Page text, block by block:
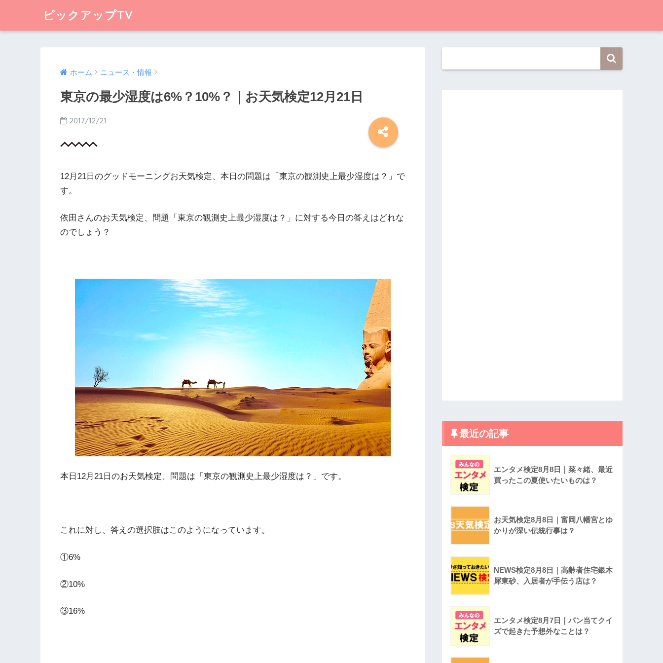
ピックアップTV
ホーム ニュース・情報
東京の最少湿度は6%？10%？｜お天気検定12月21日
2017/12/21
12月21日のグッドモーニングお天気検定、本日の問題は「東京の観測史上最少湿度は？」で
す。
依田さんのお天気検定、問題「東京の観測史上最少湿度は？」に対する今日の答えはどれな
のでしょう？
本日12月21日のお天気検定、問題は「東京の観測史上最少湿度は？」です。
これに対し、答えの選択肢はこのようになっています。
①6%
②10%
③16%
最近の記事
エンタメ検定8月8日｜菜々緒、最近
買ったこの夏使いたいものは？
お天気検定8月8日｜富岡八幡宮とゆ
かりが深い伝統行事は？
NEWS検定8月8日｜高齢者住宅銀木
犀東砂、入居者が手伝う店は？
エンタメ検定8月7日｜パン当てクイ
ズで起きた予想外なことは？